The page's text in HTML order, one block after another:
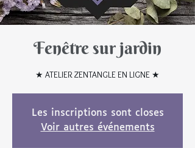
Fenêtre sur jardin
★ ATELIER ZENTANGLE EN LIGNE ★
Les inscriptions sont closes
Voir autres événements